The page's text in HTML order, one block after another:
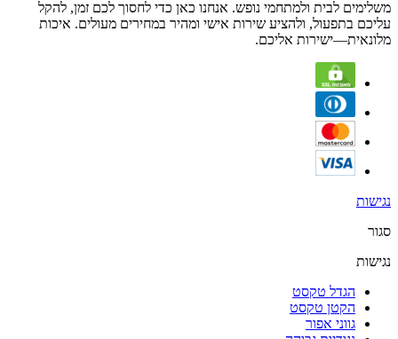
משלימים לבית ולמתחמי נופש. אנחנו כאן כדי לחסוך לכם זמן, להקל
עליכם בתפעול, ולהציע שירות אישי ומהיר במחירים מעולים. איכות
מלונאית—ישירות אליכם.
נגישות
סגור
נגישות
הגדל טקסט
הקטן טקסט
גווני אפור